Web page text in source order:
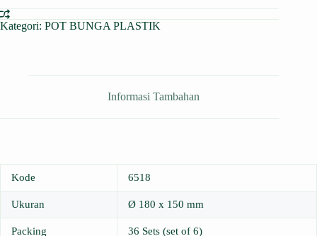
Kategori: POT BUNGA PLASTIK
Informasi Tambahan
Kode 6518
Ukuran Ø 180 x 150 mm
Packing 36 Sets (set of 6)